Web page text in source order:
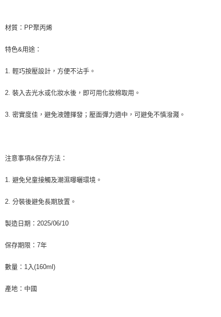
材質：PP聚丙烯
特色&用途：
1. 輕巧按壓設計，方便不沾手。
2. 裝入去光水或化妝水後，即可用化妝棉取用。
3. 密實度佳，避免液體揮發；壓面彈力適中，可避免不慎潑濺。
注意事項&保存方法：
1. 避免兒童接觸及潮濕曝曬環境。
2. 分裝後避免長期放置。
製造日期：2025/06/10
保存期限：7年
數量：1入(160ml)
產地：中國